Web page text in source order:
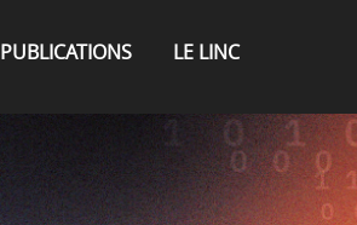
PUBLICATIONS LE LINC